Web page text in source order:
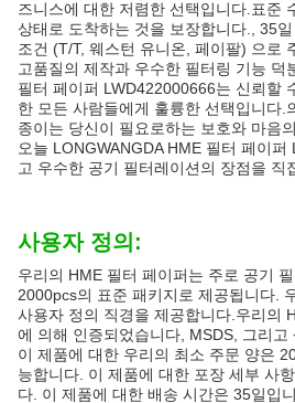
즈니스에 대한 저렴한 선택입니다.표준
상태로 도착하는 것을 보장합니다., 35
조건 (T/T, 웨스턴 유니온, 페이팔) 으로
고품질의 제작과 우수한 필터링 기능 덕
필터 페이퍼 LWD422000666는 신뢰할
한 모든 사람들에게 훌륭한 선택입니다.
종이는 당신이 필요로하는 보호와 마음
오늘 LONGWANGDA HME 필터 페이
고 우수한 공기 필터레이션의 장점을 직
사용자 정의:
우리의 HME 필터 페이퍼는 주로 공기
2000pcs의 표준 패키지로 제공됩니다.
사용자 정의 직경을 제공합니다.우리의
에 의해 인증되었습니다, MSDS, 그리고
이 제품에 대한 우리의 최소 주문 양은
능합니다. 이 제품에 대한 포장 세부 사
다. 이 제품에 대한 배송 시간은 35일입